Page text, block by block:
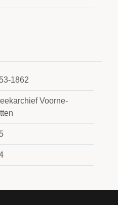
1862
Voorne-